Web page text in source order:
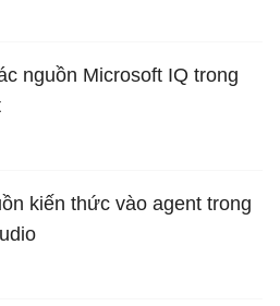
nguồn Microsoft IQ trong
kiến ​​thức vào agent trong